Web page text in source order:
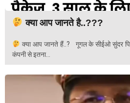
क्या आप जानते है..???
क्या आप जानते हैं..? गूगल के सीईओ सुंदर
कंपनी से इतना...